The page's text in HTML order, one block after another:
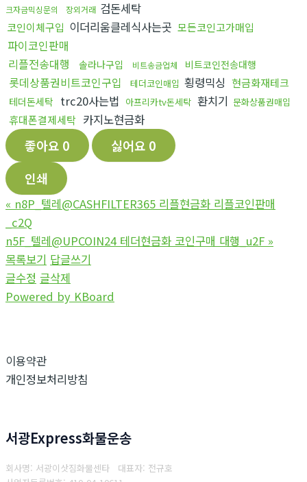
크자금믹싱문의 장외거래 검돈세탁
코인이체구입 이더리움클레식사는곳 모든코인고가매입
파이코인판매
리플전송대행
솔라나구입 비트송금업체 비트코인전송대행
롯데상품권비트코인구입 테더코인매입 횡령믹싱 현금화재테크
테더돈세탁 trc20사는법 아프리카tv돈세탁 환치기 문화상품권매입
휴대폰결제세탁 카지노현금화
좋아요 0 싫어요 0
인쇄
« n8P_텔레@CASHFILTER365 리플현금화 리플코인판매
_c2Q
n5F_텔레@UPCOIN24 테더현금화 코인구매 대행_u2F »
목록보기 답글쓰기
글수정 글삭제
Powered by KBoard
이용약관
개인정보처리방침
서광Express화물운송
회사명: 서광이삿짐화물센타 대표자: 전규호